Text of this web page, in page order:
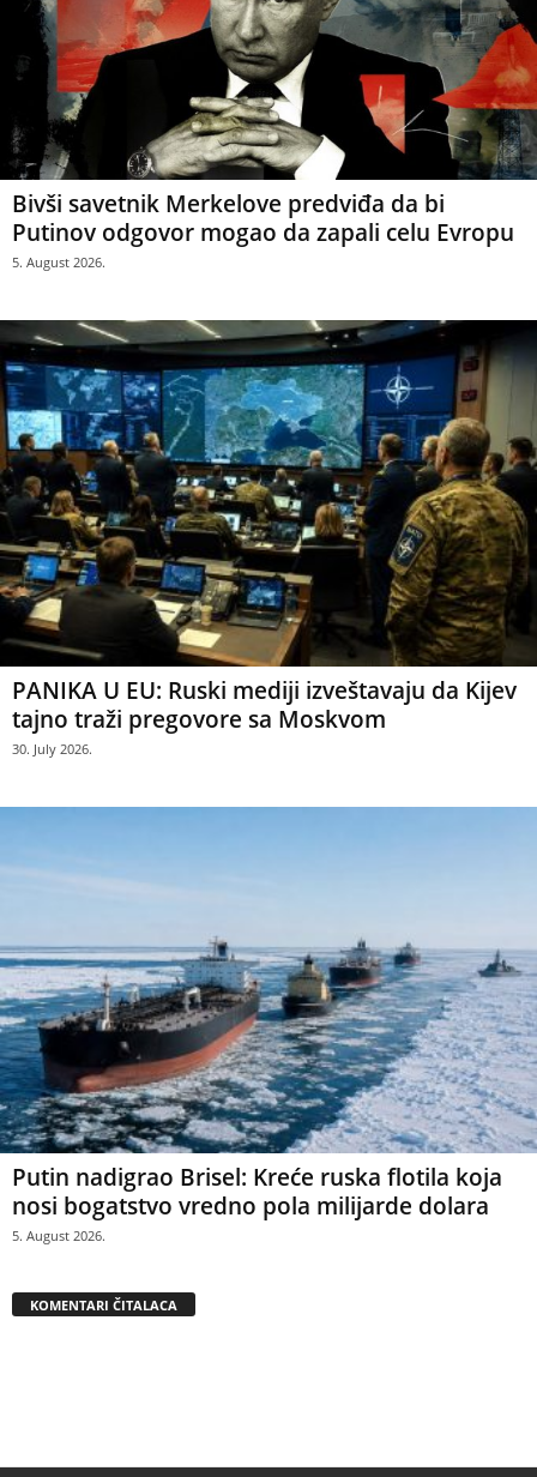
Bivši savetnik Merkelove predviđa da bi
Putinov odgovor mogao da zapali celu Evropu
5. August 2026.
PANIKA U EU: Ruski mediji izveštavaju da Kijev
tajno traži pregovore sa Moskvom
30. July 2026.
Putin nadigrao Brisel: Kreće ruska flotila koja
nosi bogatstvo vredno pola milijarde dolara
5. August 2026.
KOMENTARI ČITALACA